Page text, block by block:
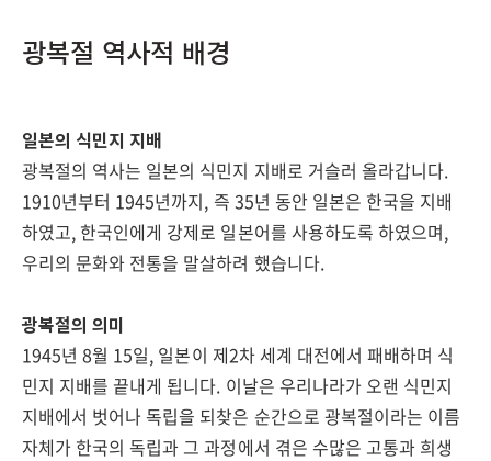
광복절 역사적 배경
일본의 식민지 지배
광복절의 역사는 일본의 식민지 지배로 거슬러 올라갑니다.
1910년부터 1945년까지, 즉 35년 동안 일본은 한국을 지배
하였고, 한국인에게 강제로 일본어를 사용하도록 하였으며,
우리의 문화와 전통을 말살하려 했습니다.
광복절의 의미
1945년 8월 15일, 일본이 제2차 세계 대전에서 패배하며 식
민지 지배를 끝내게 됩니다. 이날은 우리나라가 오랜 식민지
지배에서 벗어나 독립을 되찾은 순간으로 광복절이라는 이름
자체가 한국의 독립과 그 과정에서 겪은 수많은 고통과 희생